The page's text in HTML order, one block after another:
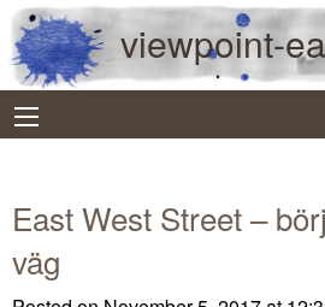
viewpoint-
East West Street –
väg